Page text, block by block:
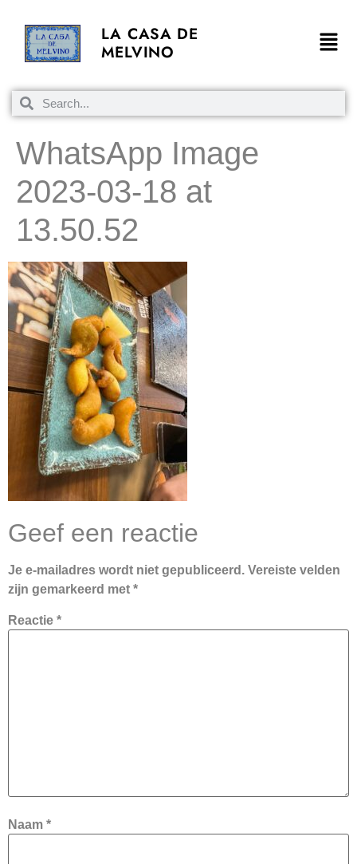
LA CASA DE
MELVINO
WhatsApp Image
2023-03-18 at
13.50.52
Geef een reactie
Je e-mailadres wordt niet gepubliceerd. Vereiste velden
zijn gemarkeerd met *
Reactie *
Naam *